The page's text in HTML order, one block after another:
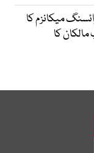
میکانزم کا
مالکان کا